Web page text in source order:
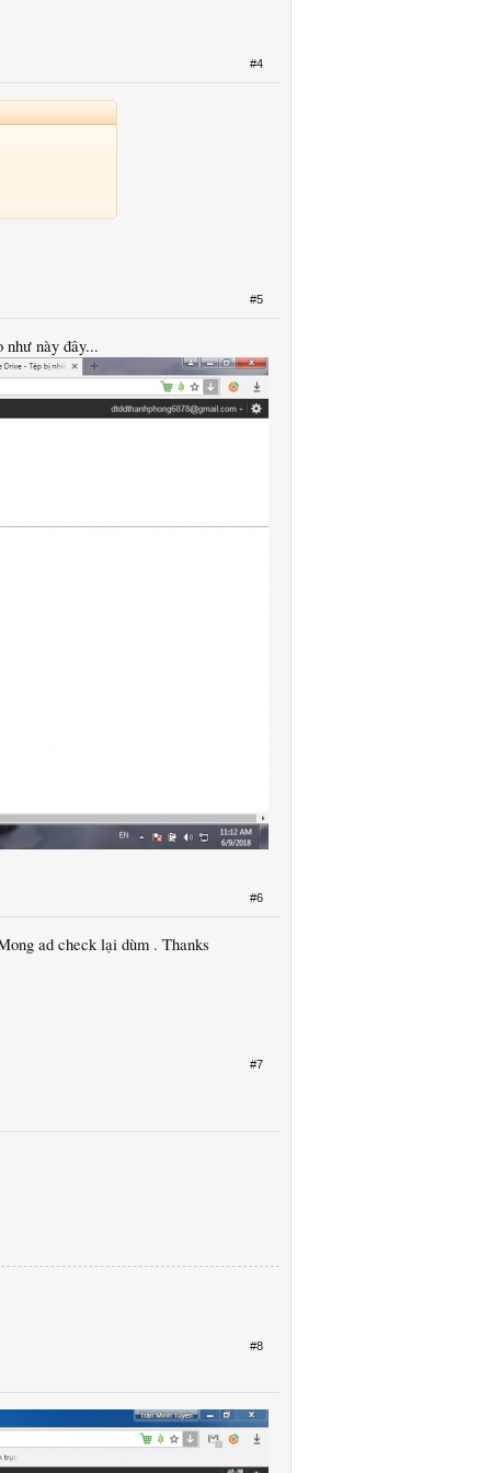
#4
#5
này đây...
#6
ad check lại dùm . Thanks
#7
#8